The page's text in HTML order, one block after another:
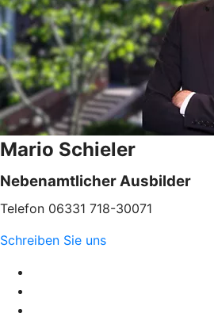
Mario Schieler
Nebenamtlicher Ausbilder
Telefon 06331 718-30071
Schreiben Sie uns